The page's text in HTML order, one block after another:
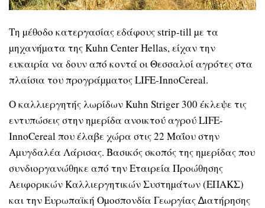
Τη µέθοδο κατεργασίας εδάφους strip-till µε τα
µηχανήµατα της Kuhn Center Hellas, είχαν την
ευκαιρία να δουν από κοντά οι Θεσσαλοί αγρότες στα
πλαίσια του προγράµµατος LIFE-InnoCereal.
Ο καλλιεργητής λωρίδων Kuhn Striger 300 έκλεψε τις
εντυπώσεις στην ηµερίδα ανοικτού αγρού LIFE-
InnoCereal που έλαβε χώρα στις 22 Μαΐου στην
Αµυγδαλέα Λάρισας. Βασικός σκοπός της ηµερίδας που
συνδιοργανώθηκε από την Εταιρεία Προώθησης
Αειφορικών Καλλιεργητικών Συστηµάτων (ΕΠΑΚΣ)
και την Ευρωπαϊκή Οµοσπονδία Γεωργίας ∆ιατήρησης